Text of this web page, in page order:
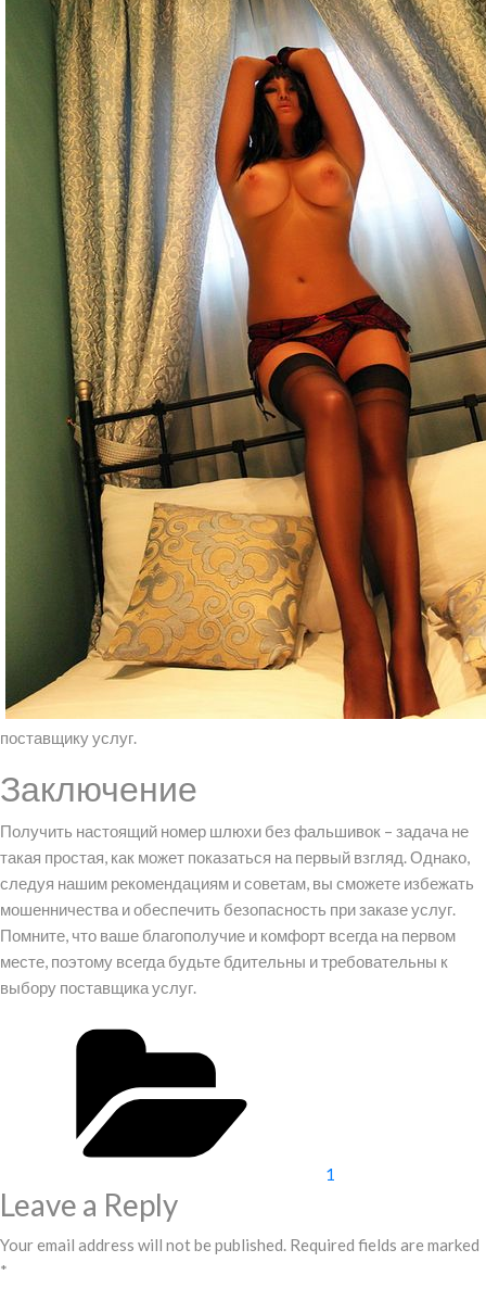
поставщику услуг.
Заключение
Получить настоящий номер шлюхи без фальшивок – задача не
такая простая, как может показаться на первый взгляд. Однако,
следуя нашим рекомендациям и советам, вы сможете избежать
мошенничества и обеспечить безопасность при заказе услуг.
Помните, что ваше благополучие и комфорт всегда на первом
месте, поэтому всегда будьте бдительны и требовательны к
выбору поставщика услуг.
1
Leave a Reply
Your email address will not be published. Required fields are marked
*